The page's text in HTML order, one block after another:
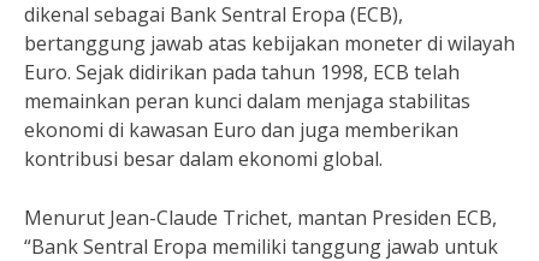
dikenal sebagai Bank Sentral Eropa (ECB),
bertanggung jawab atas kebijakan moneter di wilayah
Euro. Sejak didirikan pada tahun 1998, ECB telah
memainkan peran kunci dalam menjaga stabilitas
ekonomi di kawasan Euro dan juga memberikan
kontribusi besar dalam ekonomi global.
Menurut Jean-Claude Trichet, mantan Presiden ECB,
“Bank Sentral Eropa memiliki tanggung jawab untuk